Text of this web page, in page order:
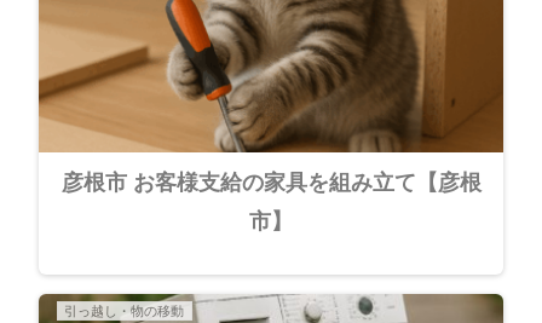
彦根市 お客様支給の家具を組み立て【彦根
市】
引っ越し・物の移動